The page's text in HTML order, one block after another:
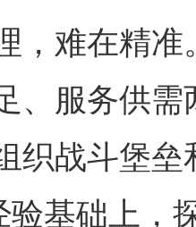
难在精准
、服务供
织战斗堡
验基础上，